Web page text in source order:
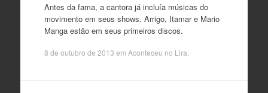
Antes da fama, a cantora já incluía músicas do
movimento em seus shows. Arrigo, Itamar e Mario
Manga estão em seus primeiros discos.
8 de outubro de 2013 em Aconteceu no Lira